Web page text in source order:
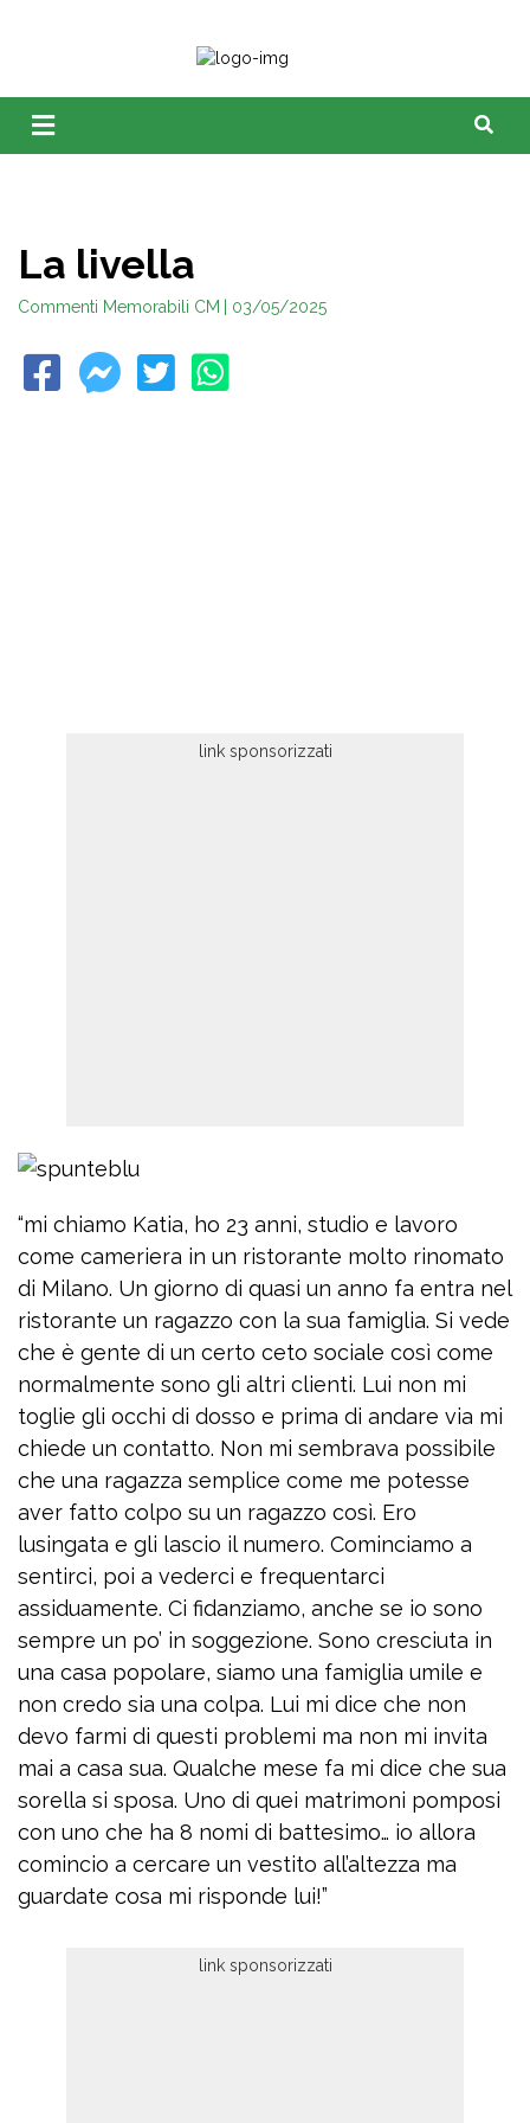
La livella
Commenti Memorabili CM | 03/05/2025
“mi chiamo Katia, ho 23 anni, studio e lavoro
come cameriera in un ristorante molto rinomato
di Milano. Un giorno di quasi un anno fa entra nel
ristorante un ragazzo con la sua famiglia. Si vede
che è gente di un certo ceto sociale così come
normalmente sono gli altri clienti. Lui non mi
toglie gli occhi di dosso e prima di andare via mi
chiede un contatto. Non mi sembrava possibile
che una ragazza semplice come me potesse
aver fatto colpo su un ragazzo così. Ero
lusingata e gli lascio il numero. Cominciamo a
sentirci, poi a vederci e frequentarci
assiduamente. Ci fidanziamo, anche se io sono
sempre un po’ in soggezione. Sono cresciuta in
una casa popolare, siamo una famiglia umile e
non credo sia una colpa. Lui mi dice che non
devo farmi di questi problemi ma non mi invita
mai a casa sua. Qualche mese fa mi dice che sua
sorella si sposa. Uno di quei matrimoni pomposi
con uno che ha 8 nomi di battesimo… io allora
comincio a cercare un vestito all’altezza ma
guardate cosa mi risponde lui!”